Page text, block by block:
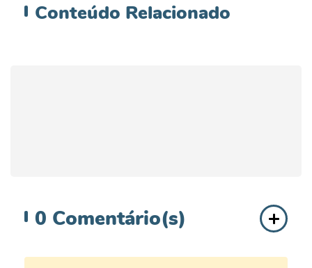
Conteúdo Relacionado
0 Comentário(s)